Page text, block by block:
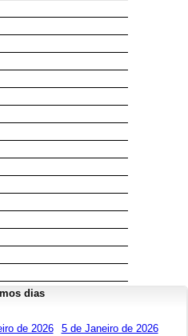
dias
de 2026
5 de Janeiro de 2026